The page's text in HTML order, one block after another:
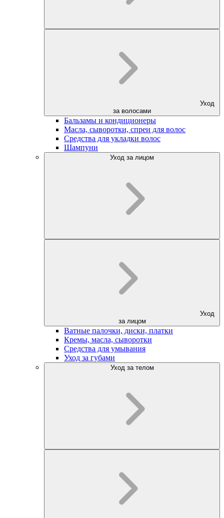
Уход
за волосами
Бальзамы и кондиционеры
Масла, сыворотки, спреи для волос
Средства для укладки волос
Шампуни
Уход за лицом
Уход
за лицом
Ватные палочки, диски, платки
Кремы, масла, сыворотки
Средства для умывания
Уход за губами
Уход за телом